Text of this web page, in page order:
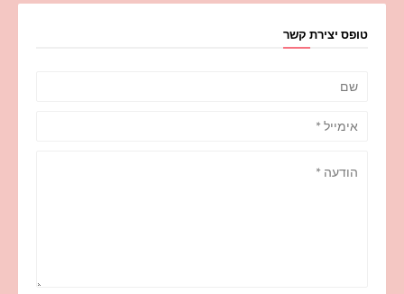
טופס יצירת קשר